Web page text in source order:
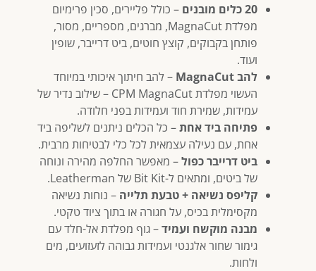
20 כלים מובנים
– כולל פליירים, סכין פרימיום
מפלדת MagnaCut, מברגים, מספריים, מסור,
פותחן בקבוקים, קוצץ חוטים, ביט דרייבר, שופין
ועוד.
להב MagnaCut
– להב חיתוך איכותי במיוחד
העשוי מפלדת CPM MagnaCut – שילוב נדיר של
עמידות, שמירת חוד ועמידות בפני חלודה.
פתיחה ביד אחת– כל הכלים ניתנים לשליפה ביד
אחת, עם נעילה עצמאית לכל כלי לבטיחות מרבית.
ביט דרייבר כפול– מאפשר החלפה מהירה ונוחה
של ביטים, ומתאים ל-Bit Kit של Leatherman.
קליפס נשיאה + טבעת תלייה – נוחות נשיאה
מקסימלית בכיס, על חגורה או בתוך ציוד טקטי.
מבנה מוקשח ועמיד– גוף מפלדת אל-חלד עם
גימור שחור אלגנטי ועמידות גבוהה לזעזועים, מים
ולחות.